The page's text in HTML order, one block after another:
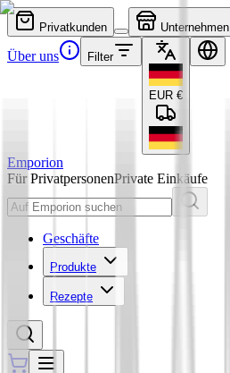
Privatkunden Unternehmen
Über uns Filter
EUR €
Emporion
Für PrivatpersonenPrivate Einkäufe
Geschäfte
Produkte
Rezepte